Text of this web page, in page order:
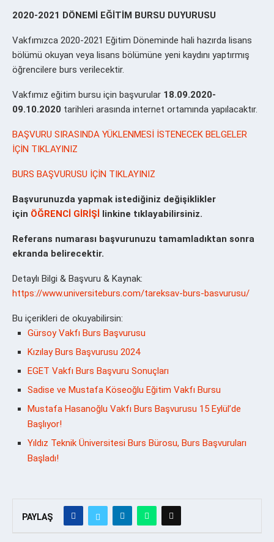
2020-2021 DÖNEMİ EĞİTİM BURSU DUYURUSU
Vakfımızca 2020-2021 Eğitim Döneminde hali hazırda lisans
bölümü okuyan veya lisans bölümüne yeni kaydını yaptırmış
öğrencilere burs verilecektir.
Vakfımız eğitim bursu için başvurular 18.09.2020-
09.10.2020 tarihleri ​​arasında internet ortamında yapılacaktır.
BAŞVURU SIRASINDA YÜKLENMESİ İSTENECEK BELGELER
İÇİN TIKLAYINIZ
BURS BAŞVURUSU İÇİN TIKLAYINIZ
Başvurunuzda yapmak istediğiniz değişiklikler
için ÖĞRENCİ GİRİŞİ linkine tıklayabilirsiniz.
Referans numarası başvurunuzu tamamladıktan sonra
ekranda belirecektir.
Detaylı Bilgi & Başvuru & Kaynak:
https://www.universiteburs.com/tareksav-burs-basvurusu/
Bu içerikleri de okuyabilirsin:
Gürsoy Vakfı Burs Başvurusu
Kızılay Burs Başvurusu 2024
EGET Vakfı Burs Başvuru Sonuçları
Sadise ve Mustafa Köseoğlu Eğitim Vakfı Bursu
Mustafa Hasanoğlu Vakfı Burs Başvurusu 15 Eylül’de
Başlıyor!
Yıldız Teknik Üniversitesi Burs Bürosu, Burs Başvuruları
Başladı!
PAYLAŞ